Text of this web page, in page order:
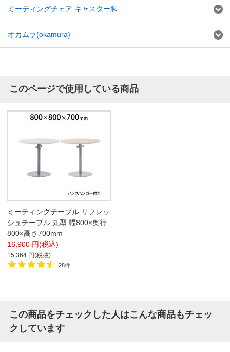
ミーティングチェア キャスター脚
オカムラ(okamura)
このページで使用している商品
ミーティングテーブル リフレッ
シュテーブル 丸型 幅800×奥行
800×高さ700mm
16,900 円(税込)
15,364 円(税抜)
28件
この商品をチェックした人はこんな商品もチェッ
クしています